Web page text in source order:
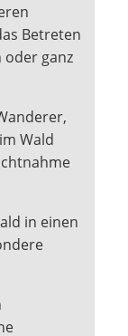
Betreten
ganz
Wald
in einen